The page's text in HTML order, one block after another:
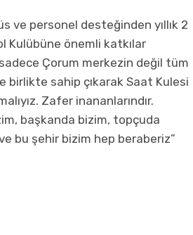
ve personel desteğinden yıllık 2
Kulübüne önemli katkılar
sadece Çorum merkezin değil tüm
birlikte sahip çıkarak Saat Kulesi
Zafer inananlarındır.
başkanda bizim, topçuda
bu şehir bizim hep beraberiz”